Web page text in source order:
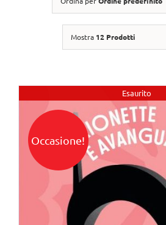
Mostra 12 Prodotti
Esaurito
Occasione!